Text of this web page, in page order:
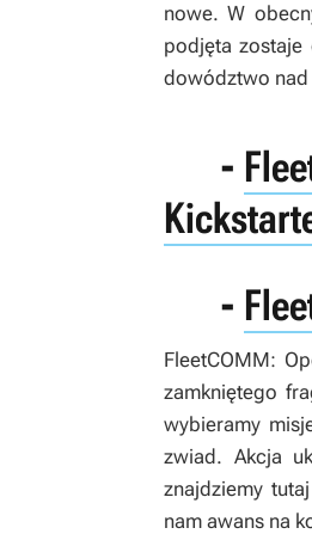
nowe. W
podjęta zostaje
dowództwo nad
-
-
FleetCOMM:
zamkniętego
wybieramy
zwiad. Akcja
znajdziemy
nam awans na